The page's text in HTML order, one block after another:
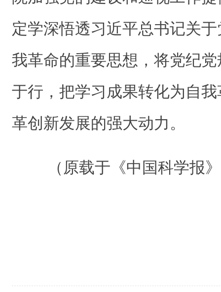
定学深悟透习近平总书记关
我革命的重要思想，将党纪
于行，把学习成果转化为自
革创新发展的强大动力。
（原载于《中国科学报